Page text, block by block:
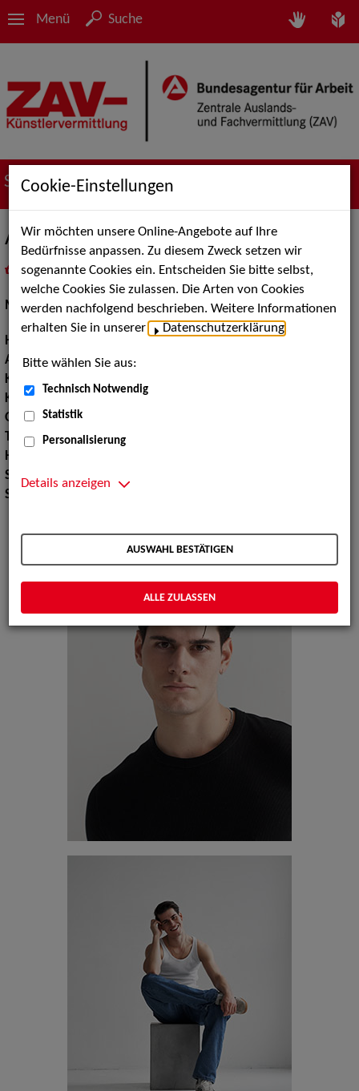
Menü Suche
Suche nach Künstler*innen
Alexander van H.
als PDF speichern
inMeine Merklistelegen
Models / Werbung:Fotomodell
Haarfarbe:
Augenfarbe:braun
Körpergröße:
Konfektionsgröße:
50 52
Oberweite:87
Taille:
81
Hüfte:
Schuhgröße:
45
Specials:
Cookie-Einstellungen
Wir möchten unsere Online-Angebote auf Ihre
Bedürfnisse anpassen. Zu diesem Zweck setzen wir
sogenannte Cookies ein. Entscheiden Sie bitte selbst,
welche Cookies Sie zulassen. Die Arten von Cookies
werden nachfolgend beschrieben. Weitere Informationen
erhalten Sie in unserer
Datenschutzerklärung
Bitte wählen Sie aus:
Technisch Notwendig
Statistik
Personalisierung
Details anzeigen
AUSWAHL BESTÄTIGEN
ALLE ZULASSEN